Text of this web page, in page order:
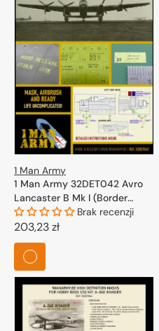
1 Man Army
1 Man Army 32DET042 Avro
Lancaster B Mk I (Border
Model) 1/32
Brak recenzji
Cena
regularna
203,23 zł